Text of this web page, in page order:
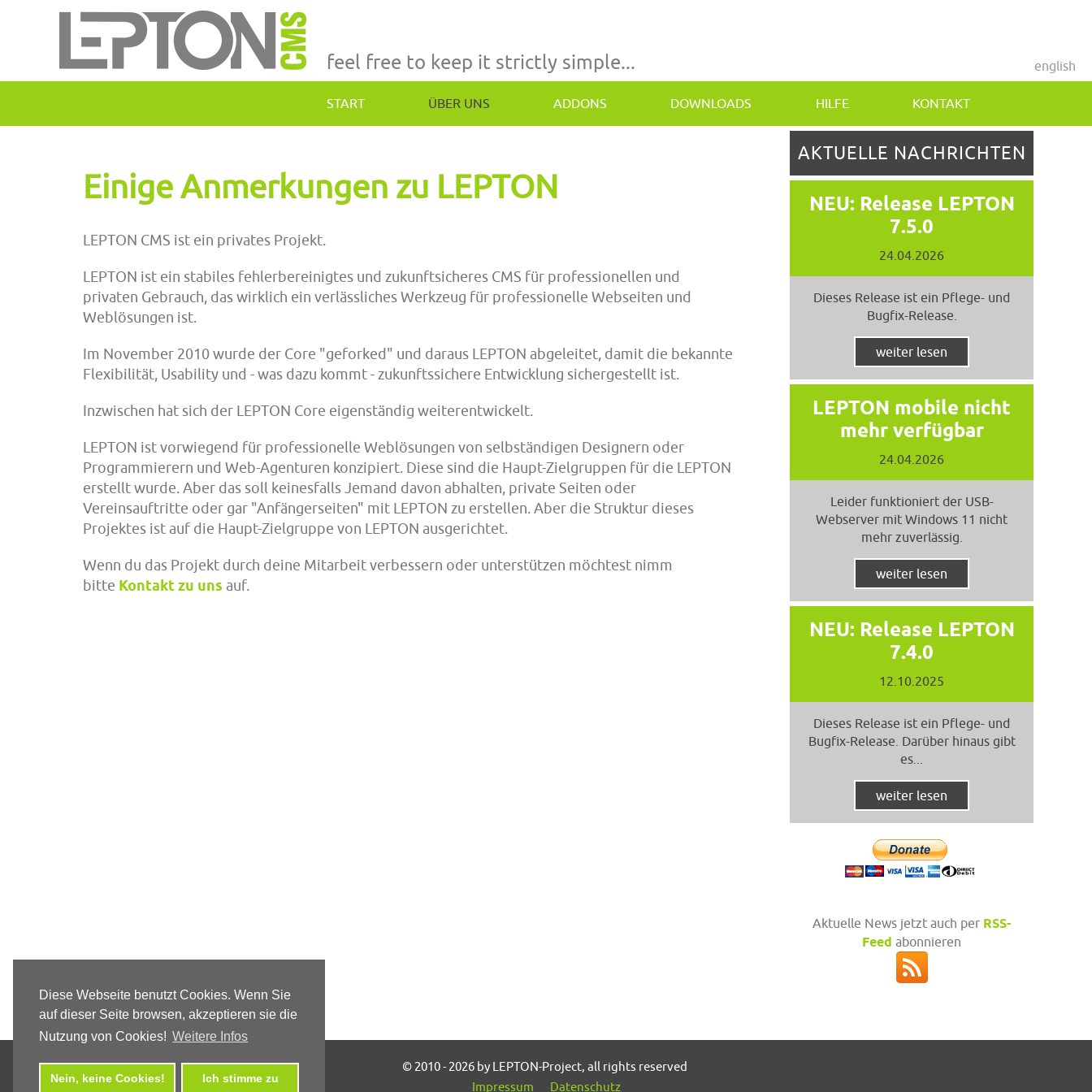
Diese Webseite benutzt Cookies. Wenn Sie
auf dieser Seite browsen, akzeptieren sie die
Nutzung von Cookies! Weitere Infos
Nein, keine Cookies! Ich stimme zu
feel free to keep it strictly simple...
START ÜBER UNS ADDONS DOWNLOADS HILFE KONTAKT
english
Einige Anmerkungen zu LEPTON
LEPTON CMS ist ein privates Projekt.
LEPTON ist ein stabiles fehlerbereinigtes und zukunftsicheres CMS für professionellen und
privaten Gebrauch, das wirklich ein verlässliches Werkzeug für professionelle Webseiten und
Weblösungen ist.
Im November 2010 wurde der Core "geforked" und daraus LEPTON abgeleitet, damit die bekannte
Flexibilität, Usability und - was dazu kommt - zukunftssichere Entwicklung sichergestellt ist.
Inzwischen hat sich der LEPTON Core eigenständig weiterentwickelt.
LEPTON ist vorwiegend für professionelle Weblösungen von selbständigen Designern oder
Programmierern und Web-Agenturen konzipiert. Diese sind die Haupt-Zielgruppen für die LEPTON
erstellt wurde. Aber das soll keinesfalls Jemand davon abhalten, private Seiten oder
Vereinsauftritte oder gar "Anfängerseiten" mit LEPTON zu erstellen. Aber die Struktur dieses
Projektes ist auf die Haupt-Zielgruppe von LEPTON ausgerichtet.
Wenn du das Projekt durch deine Mitarbeit verbessern oder unterstützen möchtest nimm
bitte Kontakt zu uns auf.
AKTUELLE NACHRICHTEN
NEU: Release LEPTON
7.5.0
24.04.2026
Dieses Release ist ein Pflege- und
Bugfix-Release.
weiter lesen
LEPTON mobile nicht
mehr verfügbar
24.04.2026
Leider funktioniert der USB-
Webserver mit Windows 11 nicht
mehr zuverlässig.
weiter lesen
NEU: Release LEPTON
7.4.0
12.10.2025
Dieses Release ist ein Pflege- und
Bugfix-Release. Darüber hinaus gibt
es...
weiter lesen
Aktuelle News jetzt auch per RSS-
Feed abonnieren
© 2010 - 2026 by LEPTON-Project, all rights reserved
Impressum
Datenschutz